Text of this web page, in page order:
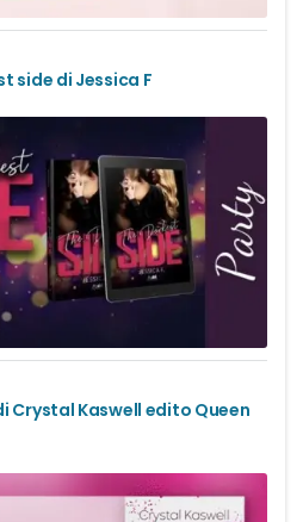
side di Jessica F
Crystal Kaswell edito Queen